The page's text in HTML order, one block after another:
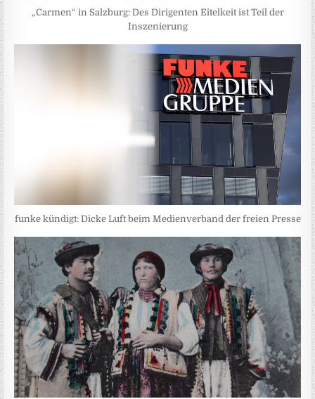
„Carmen“ in Salzburg: Des Dirigenten Eitelkeit ist Teil der
Inszenierung
funke kündigt: Dicke Luft beim Medienverband der freien Presse